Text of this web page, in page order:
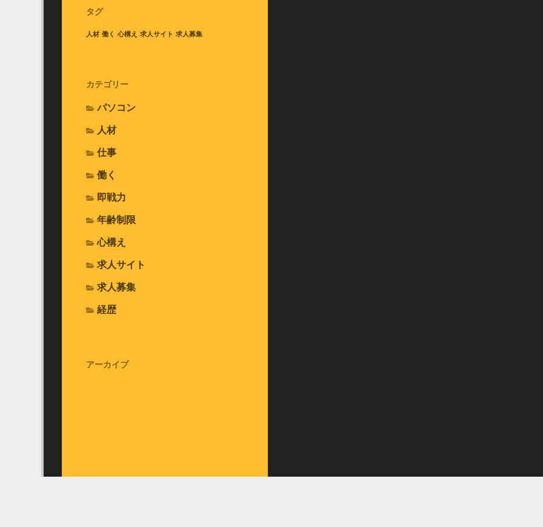
タグ
人材 働く 心構え 求人サイト 求人募集
カテゴリー
パソコン
人材
仕事
働く
即戦力
年齢制限
心構え
求人サイト
求人募集
経歴
アーカイブ